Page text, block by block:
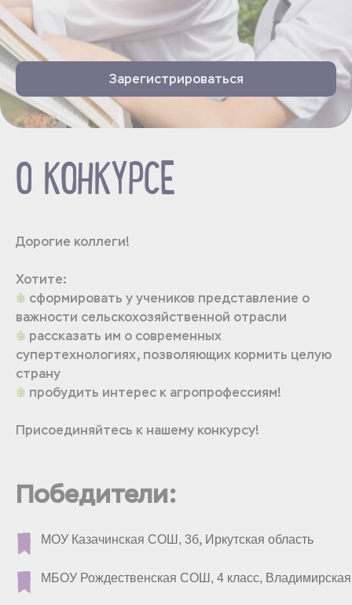
Зарегистрироваться
О КОНКУРСЕ
Дорогие коллеги!
Хотите:
сформировать у учеников представление о
важности сельскохозяйственной отрасли
рассказать им о современных
супертехнологиях, позволяющих кормить целую
страну
пробудить интерес к агропрофессиям!
Присоединяйтесь к нашему конкурсу!
Победители:
МОУ Казачинская СОШ, 3б, Иркутская область
МБОУ Рождественская СОШ, 4 класс, Владимирская